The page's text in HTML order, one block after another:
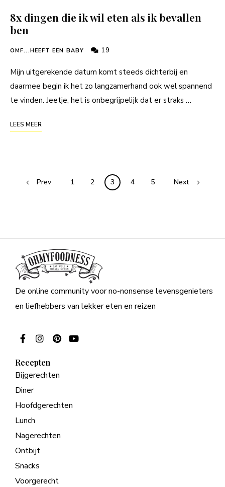
8x dingen die ik wil eten als ik bevallen
ben
OMF...HEEFT EEN BABY 19
Mijn uitgerekende datum komt steeds dichterbij en
daarmee begin ik het zo langzamerhand ook wel spannend
te vinden. Jeetje, het is onbegrijpelijk dat er straks …
LEES MEER
PostsPrev 1 2 3 4 5 Next
De online community voor no-nonsense levensgenieters
en liefhebbers van lekker eten en reizen
Recepten
Bijgerechten
Diner
Hoofdgerechten
Lunch
Nagerechten
Ontbijt
Snacks
Voorgerecht